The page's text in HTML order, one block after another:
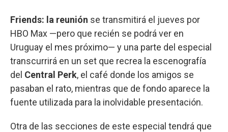
Friends: la reunión se transmitirá el jueves por
HBO Max —pero que recién se podrá ver en
Uruguay el mes próximo— y una parte del especial
transcurrirá en un set que recrea la escenografía
del Central Perk, el café donde los amigos se
pasaban el rato, mientras que de fondo aparece la
fuente utilizada para la inolvidable presentación.
Otra de las secciones de este especial tendrá que